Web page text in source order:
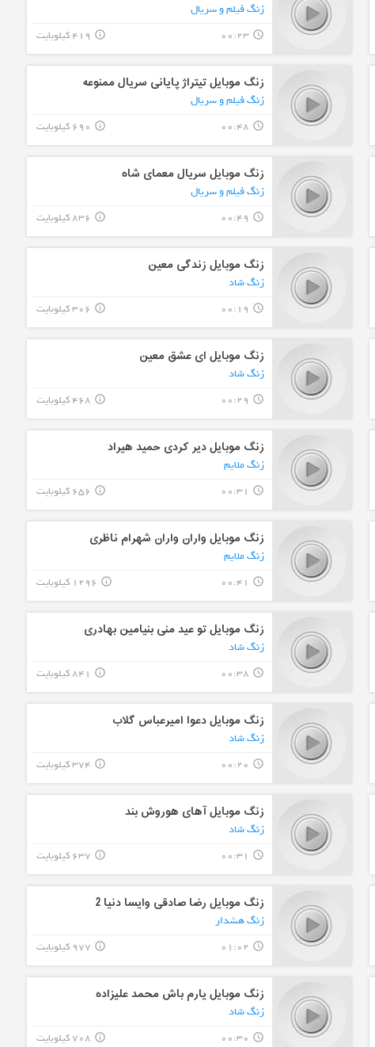
زنگ فیلم و سریال
query_builder
00:23 419 کیلوبایت info_outline
زنگ موبایل تیتراژ پایانی سریال ممنوعه
زنگ فیلم و سریال
query_builder
00:48 690 کیلوبایت info_outline
زنگ موبایل سریال معمای شاه
زنگ فیلم و سریال
query_builder
00:49 836 کیلوبایت info_outline
زنگ موبایل زندگی معین
زنگ شاد
query_builder
00:19 306 کیلوبایت info_outline
زنگ موبایل ای عشق معین
زنگ شاد
query_builder
00:29 468 کیلوبایت info_outline
زنگ موبایل دیر کردی حمید هیراد
زنگ ملایم
query_builder
00:31 656 کیلوبایت info_outline
زنگ موبایل واران واران شهرام ناظری
زنگ ملایم
query_builder
00:41 1296 کیلوبایت info_outline
زنگ موبایل تو عید منی بنیامین بهادری
زنگ شاد
query_builder
00:38 841 کیلوبایت info_outline
زنگ موبایل دعوا امیرعباس گلاب
زنگ شاد
query_builder
00:20 374 کیلوبایت info_outline
زنگ موبایل آهای هوروش بند
زنگ شاد
query_builder
00:31 637 کیلوبایت info_outline
زنگ موبایل رضا صادقی وایسا دنیا 2
زنگ هشدار
query_builder
01:02 977 کیلوبایت info_outline
زنگ موبایل یارم باش محمد علیزاده
زنگ شاد
query_builder
00:30 708 کیلوبایت info_outline